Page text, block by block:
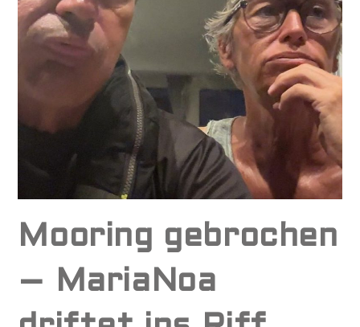
Mooring gebrochen
– MariaNoa